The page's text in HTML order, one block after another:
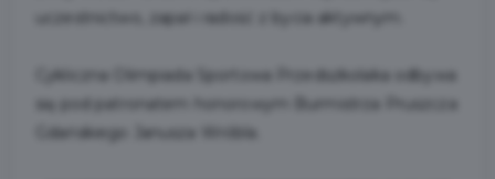
uczestnictwo, zapał i radość z bycia aktywnym.
Cykliczna Olimpiada Sportowa Przedszkolaka odbywa
się pod patronatem honorowym Burmistrza Pruszcza
Gdańskiego Janusza Wróbla.